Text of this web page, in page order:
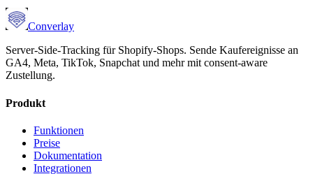
Converlay
Server-Side-Tracking für Shopify-Shops. Sende Kaufereignisse an
GA4, Meta, TikTok, Snapchat und mehr mit consent-aware
Zustellung.
Produkt
Funktionen
Preise
Dokumentation
Integrationen